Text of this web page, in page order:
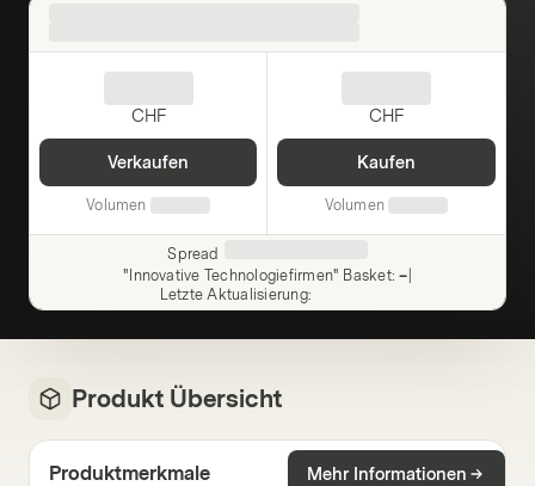
CHF
Verkaufen
Volumen
CHF
Kaufen
Volumen
Spread
"Innovative Technologiefirmen" Basket: –
Letzte Aktualisierung:
Produkt Übersicht
Produktmerkmale Mehr Informationen